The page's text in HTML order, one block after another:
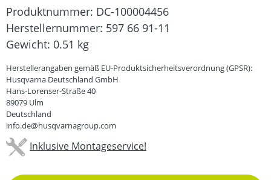
Produktnummer: DC-100004456
Herstellernummer: 597 66 91-11
Gewicht: 0.51 kg
Herstellerangaben gemäß EU-Produktsicherheitsverordnung (GPSR):
Husqvarna Deutschland GmbH
Hans-Lorenser-Straße 40
89079 Ulm
Deutschland
info.de@husqvarnagroup.com
Inklusive Montageservice!